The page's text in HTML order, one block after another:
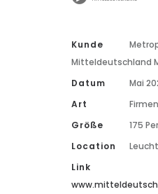
Kunde
Mitteldeutschland
Datum
Mai
Art
Größe
175
Location
Link